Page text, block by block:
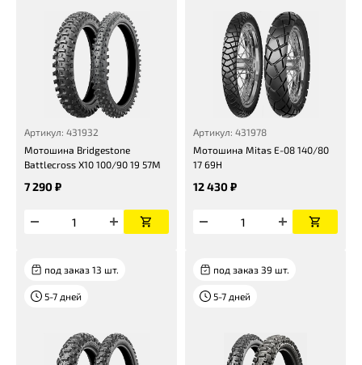
Артикул: 431932
Мотошина Bridgestone
Battlecross X10 100/90 19 57M
7 290 ₽
Артикул: 431978
Мотошина Mitas E-08 140/80
17 69H
12 430 ₽
под заказ 13 шт.
5-7 дней
под заказ 39 шт.
5-7 дней